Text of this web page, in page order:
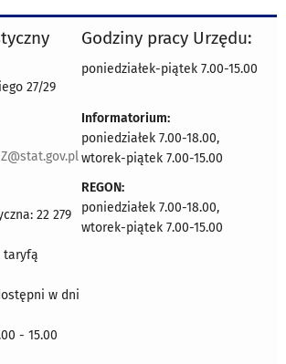
27/29
22 279
taryfą
w dni
- 15.00
Godziny pracy Urzędu:
poniedziałek-piątek 7.00-15.00
Informatorium:
poniedziałek 7.00-18.00,
wtorek-piątek 7.00-15.00
REGON:
poniedziałek 7.00-18.00,
wtorek-piątek 7.00-15.00